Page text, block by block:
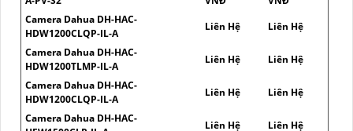
Camera Dahua DH-HAC-
HDW1200CLQP-IL-A
Liên Hệ
Liên Hệ
Camera Dahua DH-HAC-
HDW1200TLMP-IL-A
Liên Hệ
Liên Hệ
Camera Dahua DH-HAC-
HDW1200CLQP-IL-A
Liên Hệ
Liên Hệ
Camera Dahua DH-HAC-
Liên Hệ
Liên Hệ